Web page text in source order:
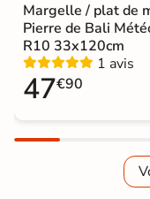
Margelle / plat de
Pierre de Bali
R10 33x120cm
1 avis
47€90